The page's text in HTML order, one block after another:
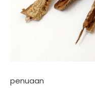
penuaan